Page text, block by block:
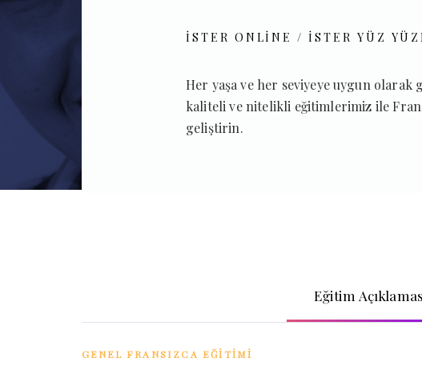
İSTER ONLINE / İSTER YÜZ
Her yaşa ve her seviyeye uygun olarak
kaliteli ve nitelikli eğitimlerimiz ile
geliştirin.
Eğitim Açıklaması
GENEL FRANSIZCA EĞITIMI